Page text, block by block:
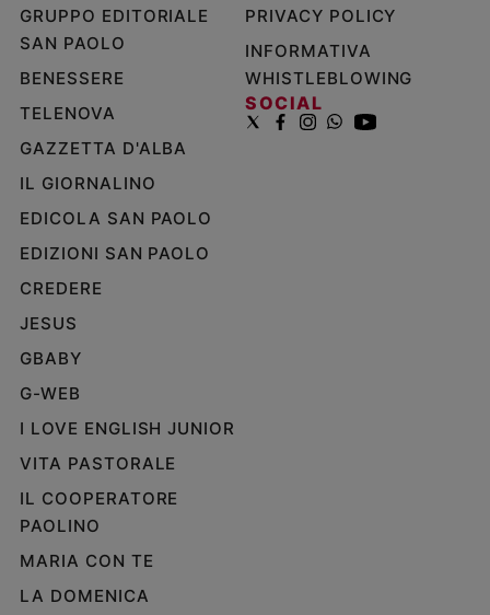
GRUPPO EDITORIALE
SAN PAOLO
BENESSERE
TELENOVA
GAZZETTA D'ALBA
IL GIORNALINO
EDICOLA SAN PAOLO
EDIZIONI SAN PAOLO
CREDERE
JESUS
GBABY
G-WEB
I LOVE ENGLISH JUNIOR
VITA PASTORALE
IL COOPERATORE
PAOLINO
MARIA CON TE
LA DOMENICA
PRIVACY POLICY
INFORMATIVA
WHISTLEBLOWING
SOCIAL